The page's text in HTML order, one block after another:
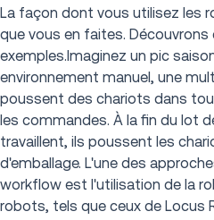
La façon dont vous utilisez les
que vous en faites. Découvrons
exemples.Imaginez un pic
environnement manuel, une
poussent des chariots dans
les commandes. À la fin du lot
travaillent, ils poussent les
d'emballage. L'une des
workflow est l'utilisation de la
robots, tels que ceux de Locus